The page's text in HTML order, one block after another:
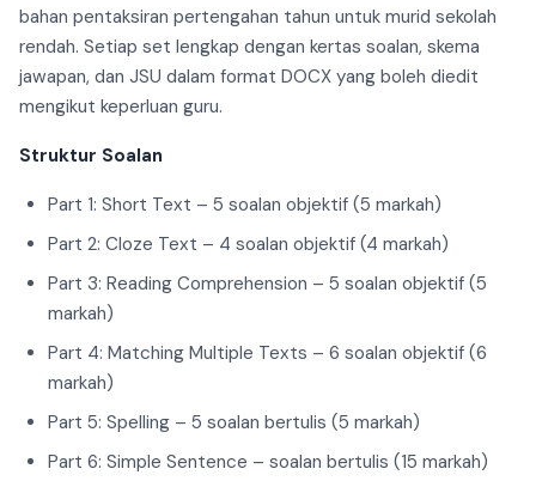
bahan pentaksiran pertengahan tahun untuk murid sekolah
rendah. Setiap set lengkap dengan kertas soalan, skema
jawapan, dan JSU dalam format DOCX yang boleh diedit
mengikut keperluan guru.
Struktur Soalan
Part 1: Short Text – 5 soalan objektif (5 markah)
Part 2: Cloze Text – 4 soalan objektif (4 markah)
Part 3: Reading Comprehension – 5 soalan objektif (5
markah)
Part 4: Matching Multiple Texts – 6 soalan objektif (6
markah)
Part 5: Spelling – 5 soalan bertulis (5 markah)
Part 6: Simple Sentence – soalan bertulis (15 markah)